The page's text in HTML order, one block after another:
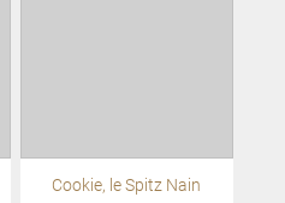
Cookie, le Spitz Nain